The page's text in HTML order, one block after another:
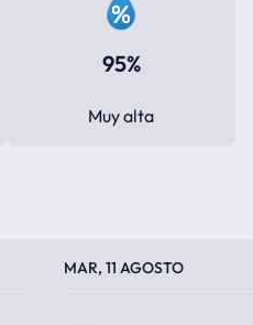
95%
Muy alta
MAR, 11 AGOSTO